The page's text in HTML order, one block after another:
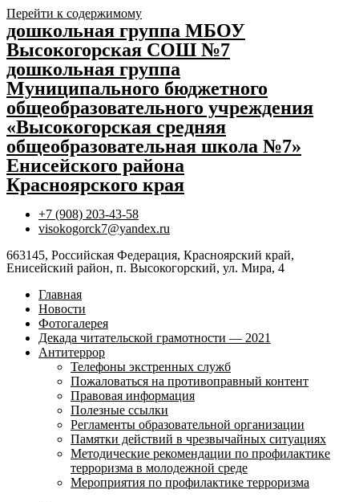
Перейти к содержимому
дошкольная группа МБОУ
Высокогорская СОШ №7
дошкольная группа
Муниципального бюджетного
общеобразовательного учреждения
«Высокогорская средняя
общеобразовательная школа №7»
Енисейского района
Красноярского края
+7 (908) 203-43-58
visokogorck7@yandex.ru
663145, Российская Федерация, Красноярский край,
Енисейский район, п. Высокогорский, ул. Мира, 4
Главная
Новости
Фотогалерея
Декада читательской грамотности — 2021
Антитеррор
Телефоны экстренных служб
Пожаловаться на противоправный контент
Правовая информация
Полезные ссылки
Регламенты образовательной организации
Памятки действий в чрезвычайных ситуациях
Методические рекомендации по профилактике
терроризма в молодежной среде
Мероприятия по профилактике терроризма